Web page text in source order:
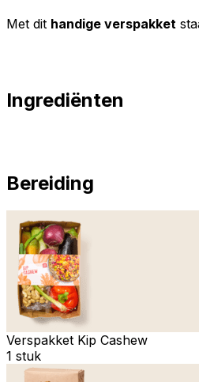
Met dit handige verspakket
Ingrediënten
Bereiding
Verspakket Kip Cashew
1 stuk